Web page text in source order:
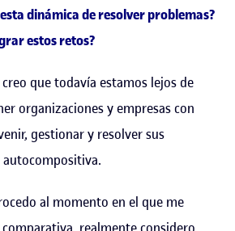
dinámica de resolver problemas?
estos retos?
que todavía estamos lejos de
organizaciones y empresas con
gestionar y resolver sus
al momento en el que me
realmente considero